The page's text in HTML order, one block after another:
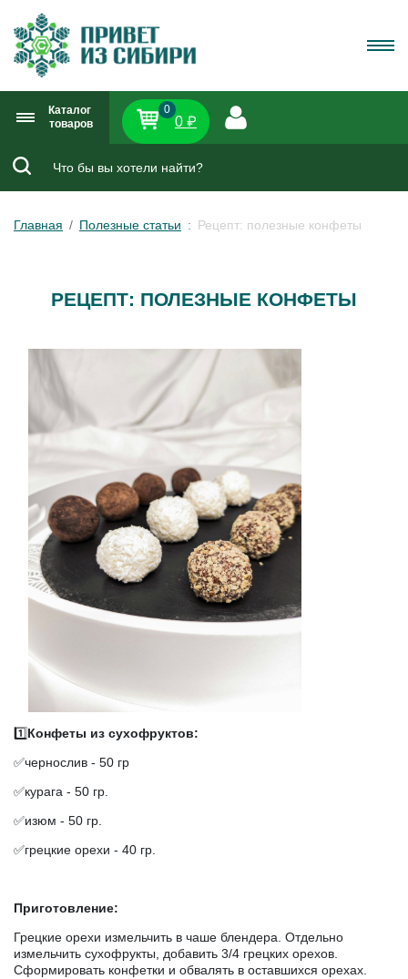
Каталог
товаров
0
0 ₽
Главная Полезные статьи Рецепт: полезные конфеты
РЕЦЕПТ: ПОЛЕЗНЫЕ КОНФЕТЫ
1️⃣Конфеты из сухофруктов:
✅чернослив - 50 гр
✅курага - 50 гр.
✅изюм - 50 гр.
✅грецкие орехи - 40 гр.
Приготовление:
Грецкие орехи измельчить в чаше блендера. Отдельно
измельчить сухофрукты, добавить 3/4 грецких орехов.
Сформировать конфетки и обвалять в оставшихся орехах.